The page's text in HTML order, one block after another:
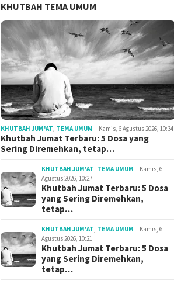
KHUTBAH TEMA UMUM
KHUTBAH JUM'AT, TEMA UMUM Kamis, 6 Agustus 2026, 10:34
Khutbah Jumat Terbaru: 5 Dosa yang
Sering Diremehkan, tetap…
KHUTBAH JUM'AT, TEMA UMUM
Kamis, 6
Agustus 2026, 10:27
Khutbah Jumat Terbaru: 5 Dosa
yang Sering Diremehkan,
tetap…
KHUTBAH JUM'AT, TEMA UMUM
Kamis, 6
Agustus 2026, 10:21
Khutbah Jumat Terbaru: 5 Dosa
yang Sering Diremehkan,
tetap…